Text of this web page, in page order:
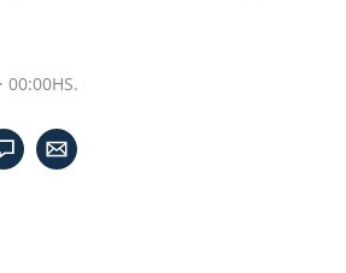
00:00HS.